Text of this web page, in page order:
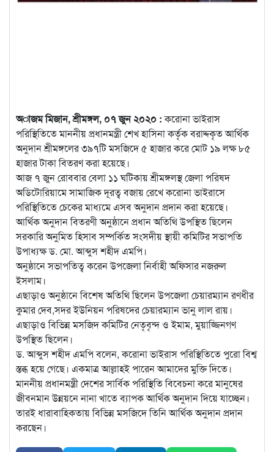
অাজম মিজান, শ্রীমঙ্গল, ০৭ জুন ২০২০ :করোনা ভাইরাস
পরিস্থিতিতে মাননীয় প্রধানমন্ত্রী শেখ হাসিনা কর্তৃক বরাদ্দকৃত আর্থিক
অনুদান শ্রীমঙ্গলের ৩৯৭টি মসজিদে ৫ হাজার করে মোট ১৯ লক্ষ ৮৫
হাজারটাকা বিতরণ করা হয়েছে।
আজ ৭ জুন রোববার বেলা ১১ ঘটিকায় শ্রীমঙ্গলস্থ জেলা পরিষদ
অডিটোরিয়ামে সামাজিক দূরত্ব বজায় রেখে করোনা ভাইরাসে
পরিস্থিতিতে চেকের মাধ্যমে এসব অনুদান প্রদান করা হয়েছে।
আর্থিক অনুদান বিতরণী অনুষ্ঠানে প্রধান অতিথি উপস্থিত ছিলেন
সরকারি অনুমিত হিসাব সম্পর্কিত সংসদীয় স্থায়ী কমিটির সভাপতি
উপাধ্যক্ষ ড. মো. আব্দুস শহীদ এমপি।
অনুষ্ঠানে সভাপতিত্ব করেন উপজেলা নির্বাহী অফিসার নজরুল
ইসলাম।
এছাড়াও অনুষ্ঠানে বিশেষ অতিথি ছিলেন উপজেলা চেয়ারম্যান রণধীর
কুমার দেব,সদর ইউনিয়ন পরিষদের চেয়ারম্যান ভানু লাল রায়।
এছাড়াও বিভিন্ন মসজিদ কমিটির নেতৃবৃন্দ ও ইমাম, মুয়াজ্জিনগণ
উপস্থিত ছিলেন।
ড. আব্দুস শহীদ এমপি বলেন, করোনা ভাইরাস পরিস্থিতিতে পুরো বিশ্ব
স্তব্ধ হয়ে গেছে। একমাত্র আল্লাহই পারেন আমাদের মুক্তি দিতে।
মাননীয় প্রধানমন্ত্রী দেশের সার্বিক পরিস্থিতি বিবেচনা করে মানুষের
জীবনমান উন্নয়নে নানা খাতে ব্যাপক আর্থিক অনুদান দিয়ে যাচ্ছেন।
তারই ধারাবাহিকতায় বিভিন্ন মসজিদে তিনি আর্থিক অনুদান প্রদান
করছেন।